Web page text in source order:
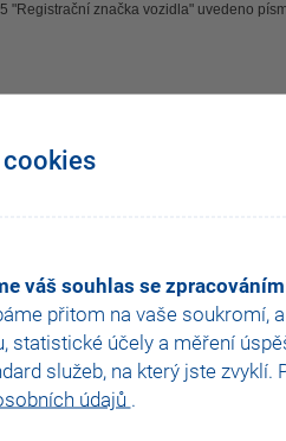
váš souhlas se zpracováním
přitom na vaše soukromí,
statistické účely a měření
služeb, na který jste zvyklí.
údajů .
"Registrační značka vozidla" uvedeno